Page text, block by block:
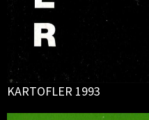
KARTOFLER 1993